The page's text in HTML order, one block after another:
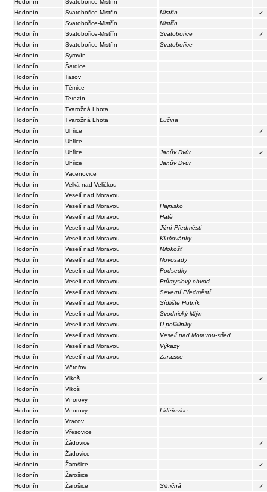
Hodonín
Svatobořice-Mistřín Mistřín
✓
Hodonín
Svatobořice-Mistřín
Mistřín
Hodonín
Svatobořice-Mistřín Svatobořice
✓
Hodonín
Svatobořice-Mistřín
Svatobořice
Hodonín
Syrovín
Hodonín
Šardice
Hodonín
Tasov
Hodonín
Těmice
Hodonín
Terezín
Hodonín
Tvarožná Lhota
Hodonín
Tvarožná Lhota
Lučina
Hodonín
Uhřice
✓
Hodonín
Uhřice
Hodonín
Uhřice Janův Dvůr
✓
Hodonín
Uhřice
Janův Dvůr
Hodonín
Vacenovice
Hodonín
Velká nad Veličkou
Hodonín
Veselí nad Moravou
Hodonín
Veselí nad Moravou
Hajnisko
Hodonín
Veselí nad Moravou
Hatě
Hodonín
Veselí nad Moravou
Jižní Předměstí
Hodonín
Veselí nad Moravou
Klučovánky
Hodonín
Veselí nad Moravou
Milokošť
Hodonín
Veselí nad Moravou
Novosady
Hodonín
Veselí nad Moravou
Podsedky
Hodonín
Veselí nad Moravou
Průmyslový obvod
Hodonín
Veselí nad Moravou
Severní Předměstí
Hodonín
Veselí nad Moravou
Sídliště Hutník
Hodonín
Veselí nad Moravou
Svodnický Mlýn
Hodonín
Veselí nad Moravou
U polikliniky
Hodonín
Veselí nad Moravou
Veselí nad Moravou-střed
Hodonín
Veselí nad Moravou
Výkazy
Hodonín
Veselí nad Moravou
Zarazice
Hodonín
Věteřov
Hodonín
Vlkoš
✓
Hodonín
Vlkoš
Hodonín
Vnorovy
Hodonín
Vnorovy
Lidéřovice
Hodonín
Vracov
Hodonín
Vřesovice
Hodonín
Žádovice
✓
Hodonín
Žádovice
Hodonín
Žarošice
✓
Hodonín
Žarošice
Hodonín
Žarošice Silničná
✓